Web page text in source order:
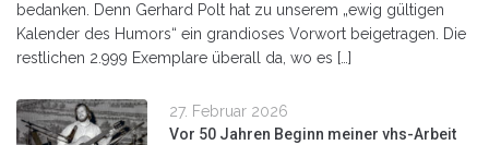
bedanken. Denn Gerhard Polt hat zu unserem „ewig gültigen
Kalender des Humors“ ein grandioses Vorwort beigetragen. Die
restlichen 2.999 Exemplare überall da, wo es […]
27. Februar 2026
Vor 50 Jahren Beginn meiner vhs-Arbeit